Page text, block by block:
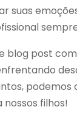
suas
blog post
podemos
filhos!